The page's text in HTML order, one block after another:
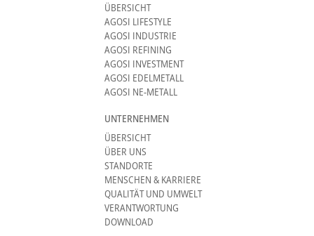
ÜBERSICHT
AGOSI LIFESTYLE
AGOSI INDUSTRIE
AGOSI REFINING
AGOSI INVESTMENT
AGOSI EDELMETALL
AGOSI NE-METALL
UNTERNEHMEN
ÜBERSICHT
ÜBER UNS
STANDORTE
MENSCHEN & KARRIERE
QUALITÄT UND UMWELT
VERANTWORTUNG
DOWNLOAD